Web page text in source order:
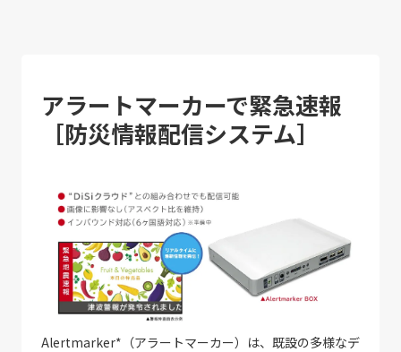
アラートマーカーで緊急速報
［防災情報配信システム］
Alertmarker*（アラートマーカー）は、既設の多様なデ